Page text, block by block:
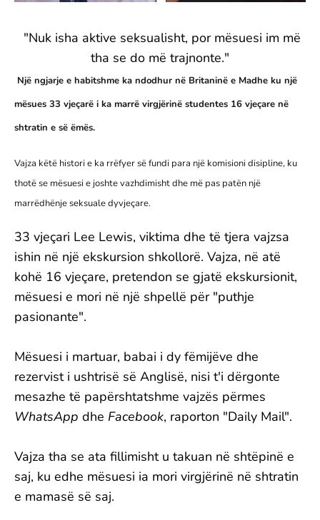
"Nuk isha aktive seksualisht, por mësuesi im më
tha se do më trajnonte."
Një ngjarje e habitshme ka ndodhur në Britaninë e Madhe ku një
mësues 33 vjeçarë i ka marrë virgjërinë studentes 16 vjeçare në
shtratin e së ëmës.
Vajza këtë histori e ka rrëfyer së fundi para një komisioni disipline, ku
thotë se mësuesi e joshte vazhdimisht dhe më pas patën një
marrëdhënje seksuale dyvjeçare.
33 vjeçari Lee Lewis, viktima dhe të tjera vajzsa
ishin në një ekskursion shkollorë. Vajza, në atë
kohë 16 vjeçare, pretendon se gjatë ekskursionit,
mësuesi e mori në një shpellë për "puthje
pasionante".
Mësuesi i martuar, babai i dy fëmijëve dhe
rezervist i ushtrisë së Anglisë, nisi t'i dërgonte
mesazhe të papërshtatshme vajzës përmes
WhatsApp dhe Facebook, raporton "Daily Mail".
Vajza tha se ata fillimisht u takuan në shtëpinë e
saj, ku edhe mësuesi ia mori virgjërinë në shtratin
e mamasë së saj.